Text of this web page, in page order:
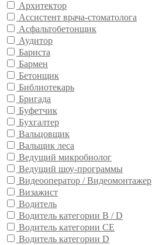
Архитектор
Ассистент врача-стоматолога
Асфальтобетонщик
Аудитор
Бариста
Бармен
Бетонщик
Библиотекарь
Бригада
Буфетчик
Бухгалтер
Вальцовщик
Вальщик леса
Ведущий микробиолог
Ведущий шоу-программы
Видеооператор / Видеомонтажер
Визажист
Водитель
Водитель категории B / D
Водитель категории CE
Водитель категории D